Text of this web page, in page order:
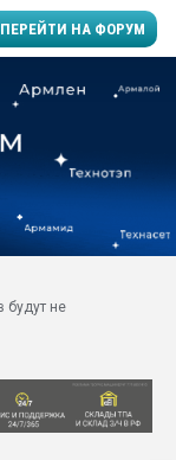
ПЕРЕЙТИ НА ФОРУМ
Вакуум-формовочные
28.07.2026
Всё, что касается
бутылок
будут не